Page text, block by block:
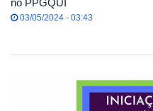
no PPGQUI
03/05/2024 - 03:43